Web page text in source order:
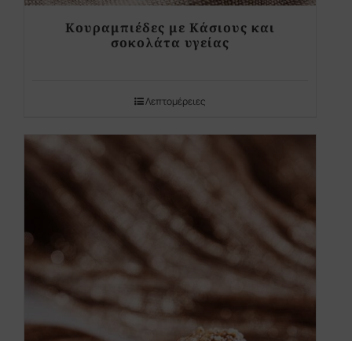
Κουραμπιέδες με Κάσιους και
σοκολάτα υγείας
Λεπτομέρειες